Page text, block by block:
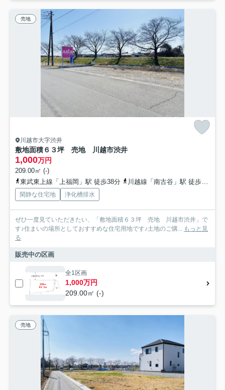
売地
川越市大字渋井
敷地面積６３坪 売地 川越市渋井
1,000万円
209.00㎡ (-)
東武東上線「上福岡」駅 徒歩38分
川越線「南古谷」駅 徒歩39分
閑静な住宅地 浄化槽排水
ぜひ一度見ていただきたい、「敷地面積６３坪 売地 川越市渋井」で
す♪住まいの場所としておすすめな住宅用地です♪土地のご購... もっと見
る
販売中の区画
全1区画
1,000万円
209.00㎡ (-)
売地